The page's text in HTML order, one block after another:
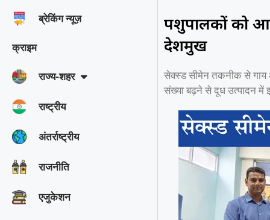
ब्रेकिंग न्यूज़
क्राइम
राज्‍य-शहर
राष्ट्रीय
अंतर्राष्ट्रीय
राजनीति
एजुकेशन
पशुपालकों को
देशमुख
सेक्स्ड सीमेन तकनीक से गाय
संख्या बढ़ने से दूध उत्पादन में